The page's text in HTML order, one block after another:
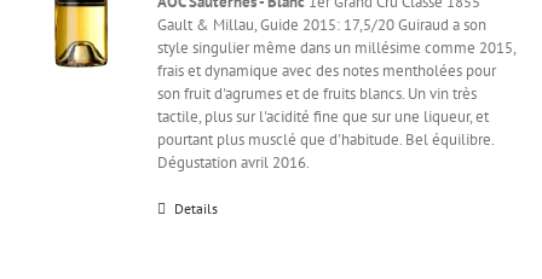
Gault & Millau, Guide 2015: 17,5/20 Guiraud a son
style singulier même dans un millésime comme 2015,
frais et dynamique avec des notes mentholées pour
son fruit d'agrumes et de fruits blancs. Un vin très
tactile, plus sur l'acidité fine que sur une liqueur, et
pourtant plus musclé que d'habitude. Bel équilibre.
Dégustation avril 2016.
Details